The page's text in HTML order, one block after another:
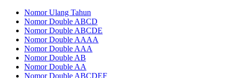
Nomor Ulang Tahun
Nomor Double ABCD
Nomor Double ABCDE
Nomor Double AAAA
Nomor Double AAA
Nomor Double AB
Nomor Double AA
Nomor Double ABCDEF